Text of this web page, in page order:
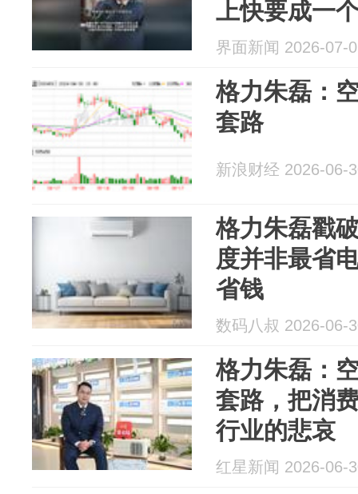
上快要成一
界面新闻 2026-07-
格力朱磊：
套路
新浪财经 2026-06-
格力朱磊戳
度并非最省
省钱
数码八叔 2026-06-
格力朱磊：
套路，把消
行业的悲哀
红星新闻 2026-06-